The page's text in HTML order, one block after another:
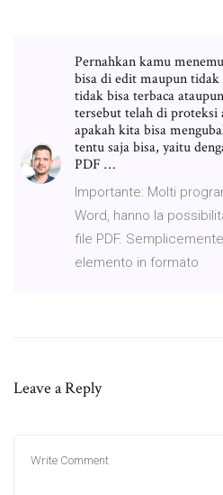
Pernahkan kamu
bisa di edit maupun tidak
tidak bisa terbaca
tersebut telah di
apakah kita bisa
tentu saja bisa, yaitu
PDF …
Importante: Molti
Word, hanno la
file PDF.
elemento in formato
Leave a Reply